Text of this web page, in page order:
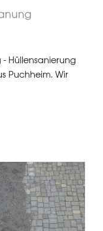
Hüllensanierung
Puchheim. Wir
der